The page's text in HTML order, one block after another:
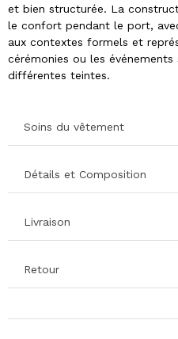
et bien structurée. La
le confort pendant le port,
aux contextes formels et
cérémonies ou les événements
différentes teintes.
Soins du vêtement
Détails et Composition
Livraison
Retour